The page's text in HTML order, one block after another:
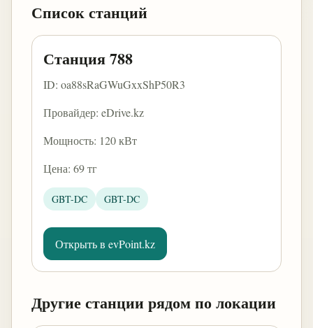
Список станций
Станция 788
ID: oa88sRaGWuGxxShP50R3
Провайдер: eDrive.kz
Мощность: 120 кВт
Цена: 69 тг
GBT-DC GBT-DC
Открыть в evPoint.kz
Другие станции рядом по локации